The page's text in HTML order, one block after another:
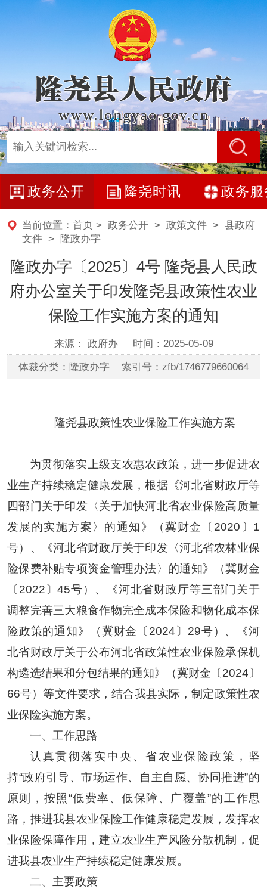
政务公开 隆尧时讯 政务服
当前位置： 首页 > 政务公开> 政策文件> 县政府
文件> 隆政办字
隆政办字〔2025〕4号 ​隆尧县人民政
府办公室关于印发隆尧县政策性农业
保险工作实施方案的通知
来源： 政府办 时间：2025-05-09
体裁分类：隆政办字 索引号：zfb/1746779660064
隆尧县政策性农业保险工作实施方案
为贯彻落实上级支农惠农政策，进一步促进农
业生产持续稳定健康发展，根据《河北省财政厅等
四部门关于印发〈关于加快河北省农业保险高质量
发展的实施方案〉的通知》（冀财金〔2020〕1
号）、《河北省财政厅关于印发〈河北省农林业保
险保费补贴专项资金管理办法〉的通知》（冀财金
〔2022〕45号）、《河北省财政厅等三部门关于
调整完善三大粮食作物完全成本保险和物化成本保
险政策的通知》（冀财金〔2024〕29号）、《河
北省财政厅关于公布河北省政策性农业保险承保机
构遴选结果和分包结果的通知》（冀财金〔2024〕
66号）等文件要求，结合我县实际，制定政策性农
业保险实施方案。
一、工作思路
认真贯彻落实中央、省农业保险政策，坚
持“政府引导、市场运作、自主自愿、协同推进”的
原则，按照“低费率、低保障、广覆盖”的工作思
路，推进我县农业保险工作健康稳定发展，发挥农
业保险保障作用，建立农业生产风险分散机制，促
进我县农业生产持续稳定健康发展。
二、主要政策